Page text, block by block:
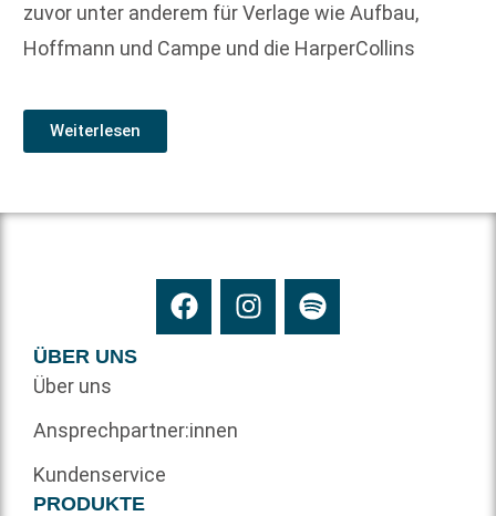
zuvor unter anderem für Verlage wie Aufbau,
Hoffmann und Campe und die HarperCollins
Weiterlesen
ÜBER UNS
Über uns
Ansprechpartner:innen
Kundenservice
PRODUKTE